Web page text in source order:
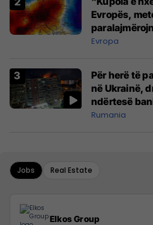
Evropës,
Evropa
Për herë të
në Ukrainë,
ndërtesë
NATO-s
Rumania
Jobs Real Estate
Elkos Group